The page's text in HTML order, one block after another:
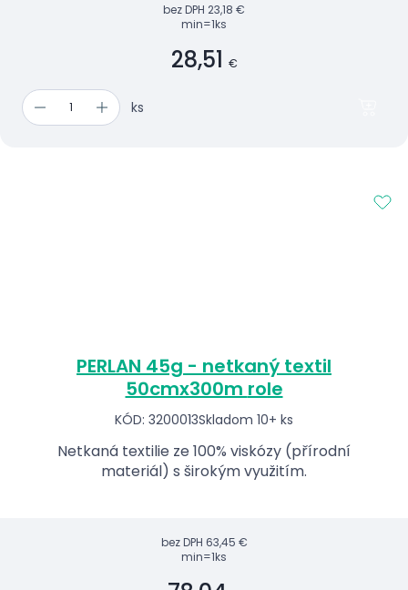
bez DPH 23,18 €
min=1ks
28,51 €
ks
PERLAN 45g - netkaný textil
50cmx300m role
KÓD: 3200013Skladom 10+ ks
Netkaná textilie ze 100% viskózy (přírodní
materiál) s širokým využitím.
bez DPH 63,45 €
min=1ks